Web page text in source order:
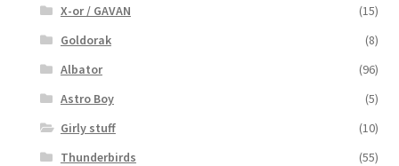
X-or / GAVAN
(15)
Goldorak
(8)
Albator
(96)
Astro Boy
(5)
Girly stuff
(10)
Thunderbirds
(55)